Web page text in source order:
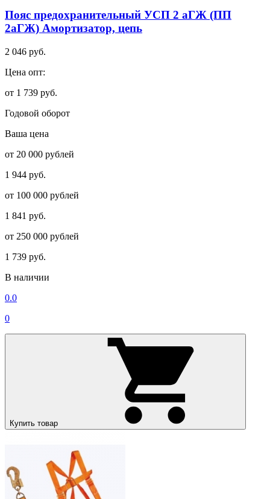
Пояс предохранительный УСП 2 аГЖ (ПП
2аГЖ) Амортизатор, цепь
2 046 руб.
Цена опт:
от 1 739 руб.
Годовой оборот
Ваша цена
от 20 000 рублей
1 944 руб.
от 100 000 рублей
1 841 руб.
от 250 000 рублей
1 739 руб.
В наличии
0.0
0
Купить товар